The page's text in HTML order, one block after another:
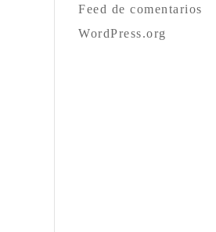
Feed de comentarios
WordPress.org